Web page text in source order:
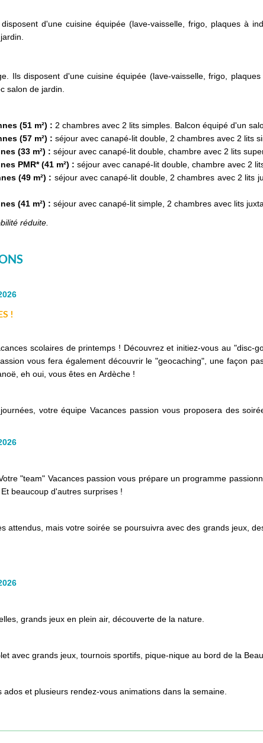
d'une cuisine équipée (lave-vaisselle, frigo, plaques à
Ils disposent d'une cuisine équipée (lave-vaisselle, frigo,
salon de jardin.
(51 m²) : 2 chambres avec 2 lits simples. Balcon équipé d'un
(57 m²) : séjour avec canapé-lit double, 2 chambres avec 2 lits
(33 m²) : séjour avec canapé-lit double, chambre avec 2 lits
PMR* (41 m²) : séjour avec canapé-lit double, chambre avec 2
(49 m²) : séjour avec canapé-lit double, 2 chambres avec 2 lits
(41 m²) : séjour avec canapé-lit simple, 2 chambres avec lits
réduite.
!
scolaires de printemps ! Découvrez et initiez-vous au
vous fera également découvrir le "geocaching", une façon
eh oui, vous êtes en Ardèche !
votre équipe Vacances passion vous proposera des
beaucoup d'autres surprises !
attendus, mais votre soirée se poursuivra avec des grands jeux,
grands jeux en plein air, découverte de la nature.
avec grands jeux, tournois sportifs, pique-nique au bord de la
et plusieurs rendez-vous animations dans la semaine.